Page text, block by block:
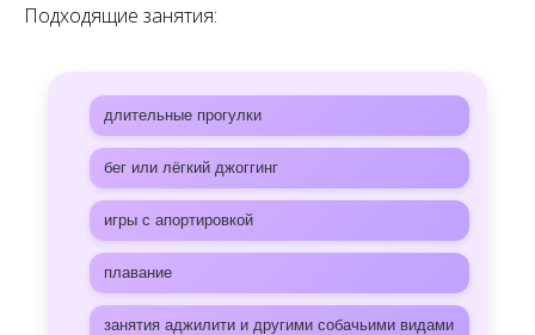
Подходящие занятия:
длительные прогулки
бег или лёгкий джоггинг
игры с апортировкой
плавание
занятия аджилити и другими собачьими видами